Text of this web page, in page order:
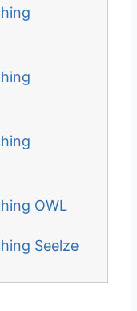
OWL
Seelze